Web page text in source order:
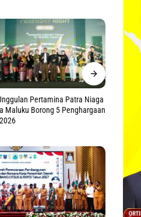
ke Pusat, Saadiah Dorong
Layanan Hukum Kanwil
Maluku